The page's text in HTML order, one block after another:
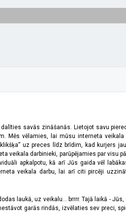
savās zināšanās. Lietojot savu
Mēs vēlamies, lai mūsu interneta
uz preces līdz brīdim, kad kurjers
veikala darbinieki, parūpējamies par visu
apkalpotu, kā arī Jūs gaida vēl
veikala darbu, lai arī citi pircēji
laukā, uz veikalu... brrrr. Tajā laikā -
garās rindās, izvēlaties sev preci,